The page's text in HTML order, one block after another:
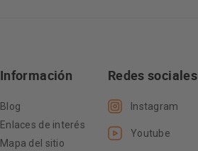
Información
Blog
Enlaces de interés
Mapa del sitio
Redes sociales
Instagram
Youtube